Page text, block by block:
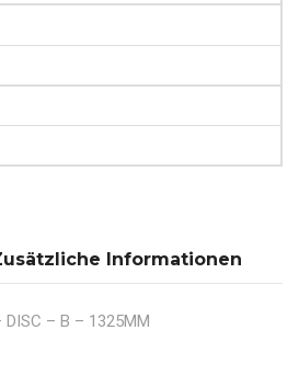
Informationen
DISC – B – 1325MM